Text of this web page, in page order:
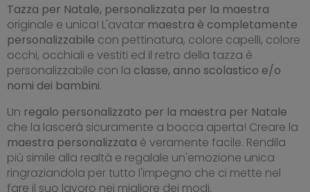
Tazza per Natale, personalizzata per la maestra
originale e unica! L'avatar maestra è completamente
personalizzabile con pettinatura, colore capelli, colore
occhi, occhiali e vestiti ed il retro della tazza è
personalizzabile con la classe, anno scolastico e/o
nomi dei bambini.
Un regalo personalizzato per la maestra per Natale
che la lascerà sicuramente a bocca aperta! Creare la
maestra personalizzata è veramente facile. Rendila
più simile alla realtà e regalale un'emozione unica
ringraziandola per tutto l'impegno che ci mette nel
fare il suo lavoro nei migliore dei modi.